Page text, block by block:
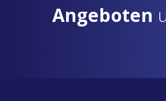
Angeboten